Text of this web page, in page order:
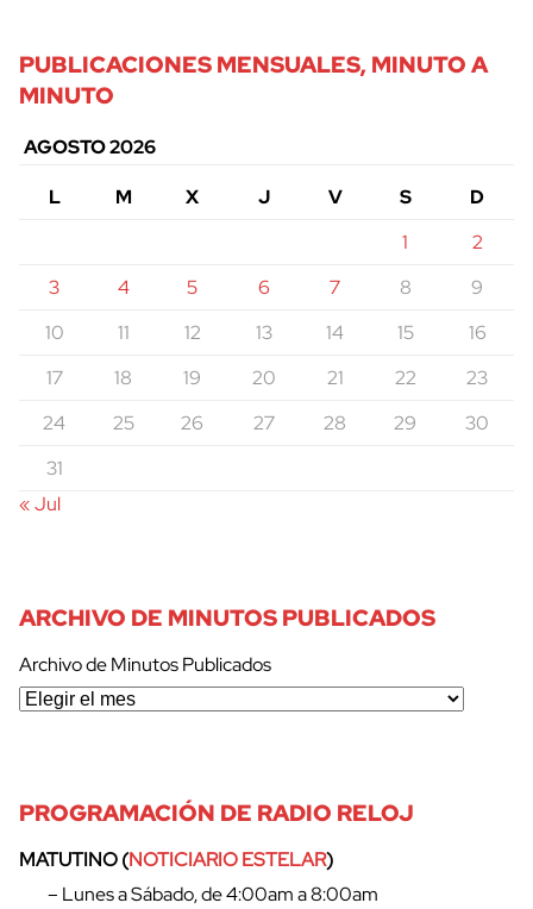
PUBLICACIONES MENSUALES, MINUTO A
MINUTO
AGOSTO 2026
L
M X J V S
D
1
2
3
4 5 6 7 8
9
10
11 12 13 14 15
16
17
18 19 20 21 22
23
24
25 26 27 28 29
30
31
« Jul
ARCHIVO DE MINUTOS PUBLICADOS
Archivo de Minutos Publicados
PROGRAMACIÓN DE RADIO RELOJ
MATUTINO (NOTICIARIO ESTELAR)
– Lunes a Sábado, de 4:00am a 8:00am